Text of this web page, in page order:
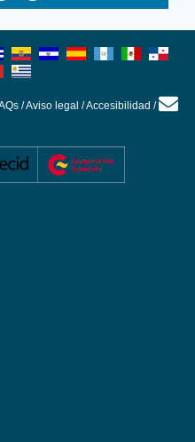
/Aviso legal /Accesibilidad /